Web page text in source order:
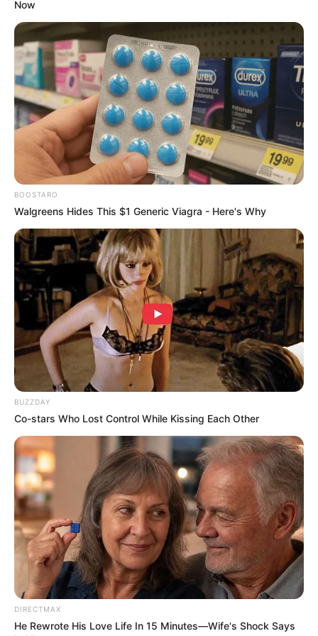
Acara TV
Turnamen Olahraga Selebriti Indonesia(SCTV)
FC Mencari Bucket(NET.)
Epik (Enjoy Populer Musik)(BTV)
Dewan Curhat(Trans7 | 2022)
Okay Bos(Trans7 |2021), sebagai Bintang Tamu
Berita dalam Dunia (NET. | 2020-2021), sebagai pembawa
acara
Kamulah Takdirku
(ANTV | 2020), sebagai pembawa acara
Republik Sosmed(Trans TV | 2017-2018), sebagai pembawa
acara
Komedi Sahur
(Trans TV)
Transmart Go(Trans TV)
Yuk Rame Rame(MNCTV)
Demi Nyai
(Trans7 | 2016), sebagai pembawa acara
Song Hunter(Global TV | 2016), sebagai Host
Live With Trio Lestari(Trans TV | 2016)
Celebrity Squares(NET. | 2015), sebagai Bintang Tamu
Stand Up Comedy Club(Indosiar | 2017), sebagai pembawa
acara
Stand Up Comedy Academy(Indosiar | 2015-2017), sebagai
pembawa acara
Comedy Night Live (NET.), sebagai Bintang Tamu
So Semprul(SCTV)
The Dance Icon Indonesia(SCTV | 2015-2016), sebagai
presenter
Now
BOOSTARO
Walgreens Hides This $1 Generic Viagra - Here's Why
BUZZDAY
Co-stars Who Lost Control While Kissing Each Other
DIRECTMAX
He Rewrote His Love Life In 15 Minutes—Wife's Shock Says